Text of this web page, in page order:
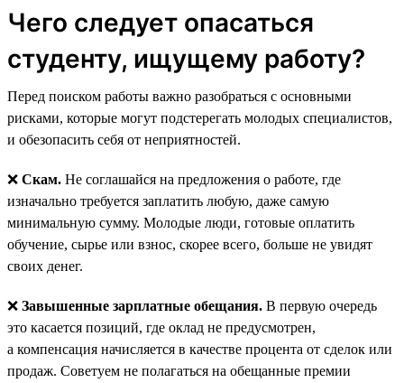
Чего следует опасаться
студенту, ищущему работу?
Перед поиском работы важно разобраться с основными
рисками, которые могут подстерегать молодых специалистов,
и обезопасить себя от неприятностей.
❌ Скам. Не соглашайся на предложения о работе, где
изначально требуется заплатить любую, даже самую
минимальную сумму. Молодые люди, готовые оплатить
обучение, сырье или взнос, скорее всего, больше не увидят
своих денег.
❌ Завышенные зарплатные обещания. В первую очередь
это касается позиций, где оклад не предусмотрен,
а компенсация начисляется в качестве процента от сделок или
продаж. Советуем не полагаться на обещанные премии